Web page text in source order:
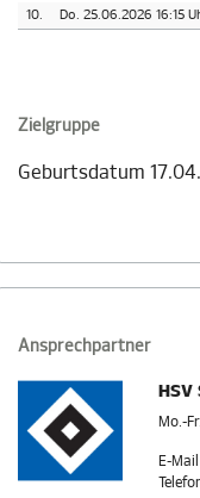
10.
Do. 25.06.2026 16:15
Zielgruppe
Geburtsdatum
Ansprechpartner
HSV
Mo.-
E-Mail